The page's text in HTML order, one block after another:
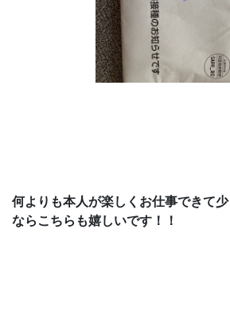
何よりも本人が楽しくお仕事できて
ならこちらも嬉しいです！！